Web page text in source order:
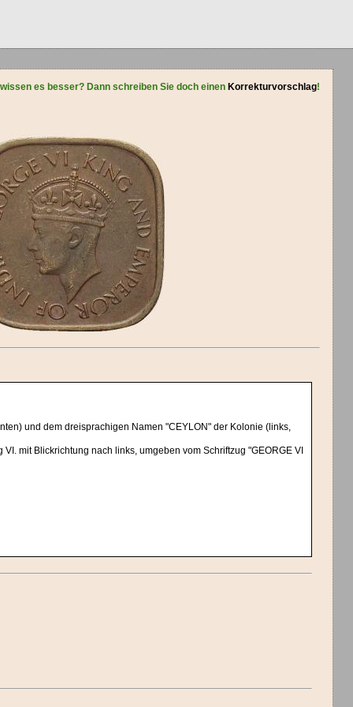
es besser? Dann schreiben Sie doch einen Korrekturvorschlag!
und dem dreisprachigen Namen "CEYLON" der Kolonie (links,
mit Blickrichtung nach links, umgeben vom Schriftzug "GEORGE VI